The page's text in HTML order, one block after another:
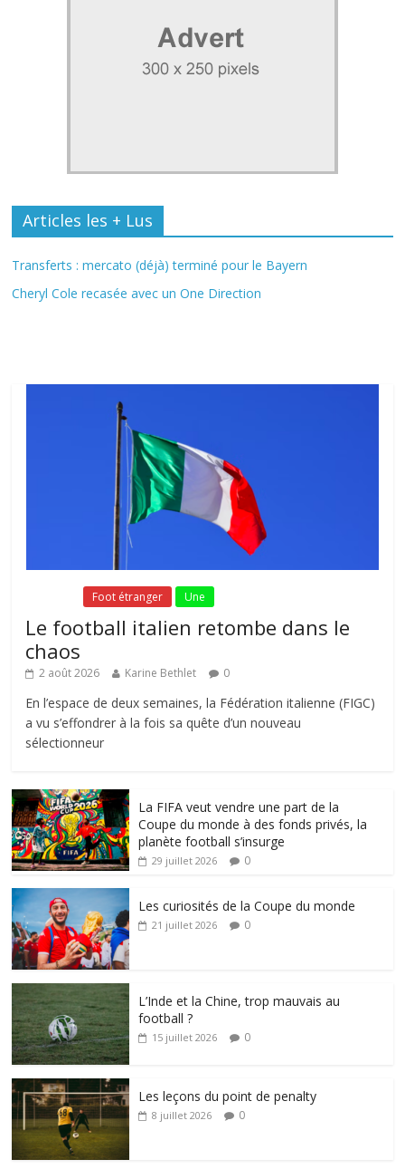
Articles les + Lus
Transferts : mercato (déjà) terminé pour le Bayern
Cheryl Cole recasée avec un One Direction
Foot étranger Une
Le football italien retombe dans le
chaos
2 août 2026 Karine Bethlet 0
En l’espace de deux semaines, la Fédération italienne (FIGC)
a vu s’effondrer à la fois sa quête d’un nouveau
sélectionneur
La FIFA veut vendre une part de la
Coupe du monde à des fonds privés, la
planète football s’insurge
29 juillet 2026 0
Les curiosités de la Coupe du monde
21 juillet 2026 0
L’Inde et la Chine, trop mauvais au
football ?
15 juillet 2026 0
Les leçons du point de penalty
8 juillet 2026 0